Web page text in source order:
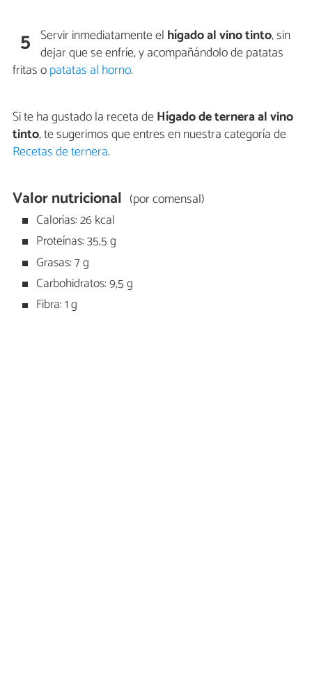
5 Servir inmediatamente el hígado al vino tinto, sin
dejar que se enfríe, y acompañándolo de patatas
fritas opatatas al horno.
Si te ha gustado la receta deHígado de ternera al vino
tinto, te sugerimos que entres en nuestra categoría de
Recetas de ternera.
Valor nutricional (por comensal)
Calorías: 26 kcal
Proteínas: 35,5 g
Grasas: 7 g
Carbohidratos: 9,5 g
Fibra: 1 g